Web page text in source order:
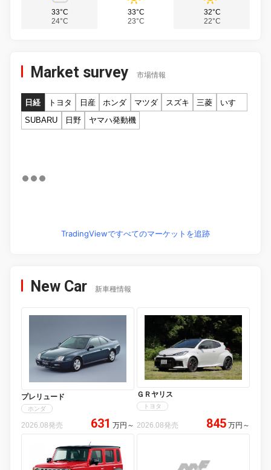
33°C
24°C
33°C
23°C
32°C
22°C
Market survey 市場情報
日経 トヨタ 日産 ホンダ マツダ スズキ 三菱
いすゞ
SUBARU
日野 ヤマハ発動機
TradingViewですべてのマーケットを追跡
New Car 新車種情報
プレリュード
ホンダ
2026.08発売 631 万円 ～
ＧＲヤリス
トヨタ
2026.08発売 845 万円 ～